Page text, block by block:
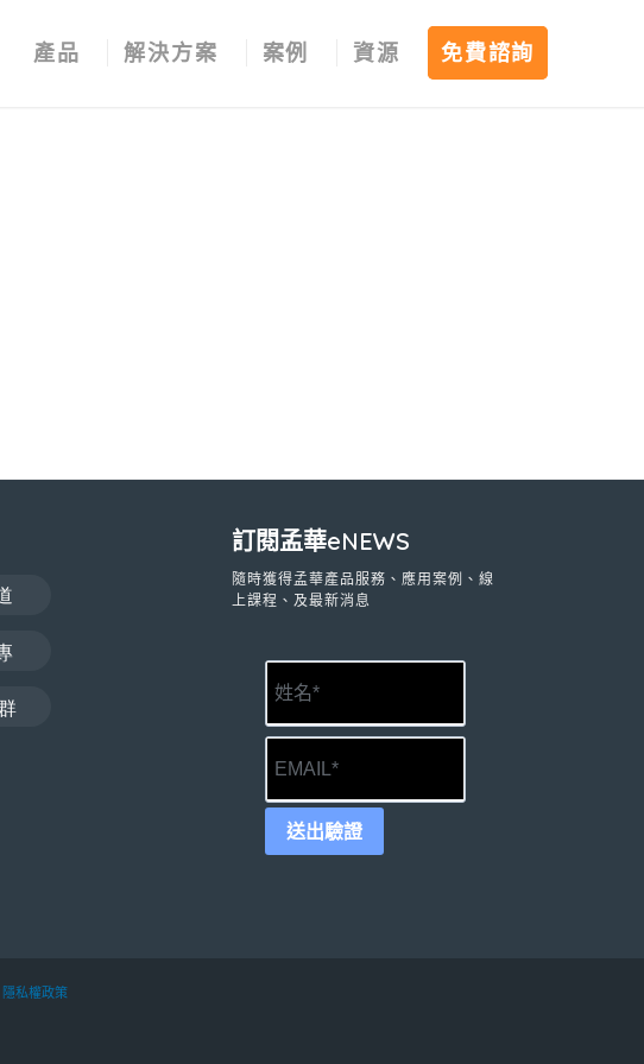
產品 解決方案 案例 資源 免費諮詢
訂閱孟華eNEWS
隨時獲得孟華產品服務、應用案例、線
上課程、及最新消息
送出驗證
隱私權政策